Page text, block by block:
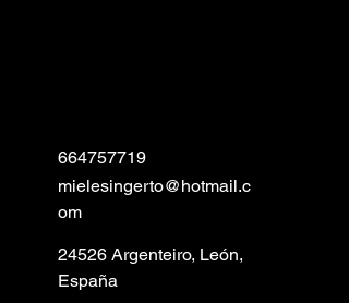
664757719
mielesingerto@hotmail.c
om
24526 Argenteiro, León,
España